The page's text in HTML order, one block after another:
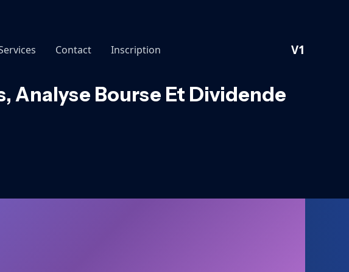
Contact Inscription V1
Analyse Bourse Et Dividende